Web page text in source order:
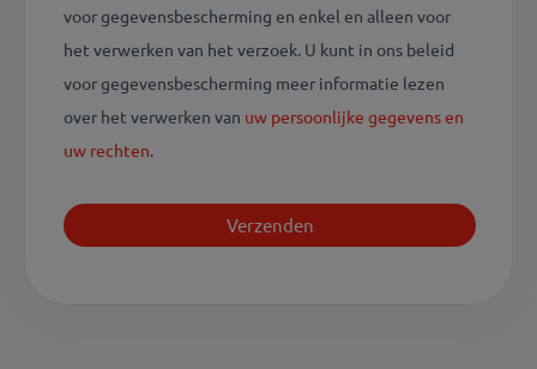
voor gegevensbescherming en enkel en alleen voor
het verwerken van het verzoek. U kunt in ons beleid
voor gegevensbescherming meer informatie lezen
over het verwerken van uw persoonlijke gegevens en
uw rechten.